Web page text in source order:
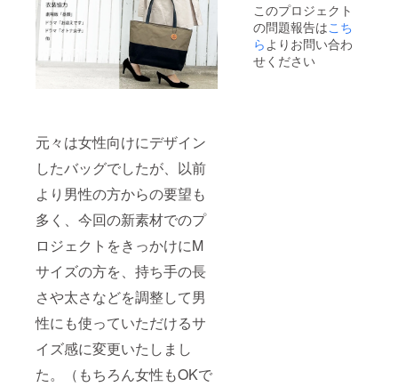
元々は女性向けにデザイン
したバッグでしたが、以前
より男性の方からの要望も
多く、今回の新素材でのプ
ロジェクトをきっかけにM
サイズの方を、持ち手の長
さや太さなどを調整して男
性にも使っていただけるサ
イズ感に変更いたしまし
た。（もちろん女性もOKで
このプロジェクト
の問題報告はこち
らよりお問い合わ
せください